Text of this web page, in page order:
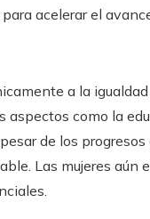
acelerar el
a la
como la
de los
Las mujeres aún